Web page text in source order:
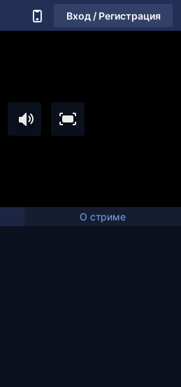
Вход / Регистрация
О стриме